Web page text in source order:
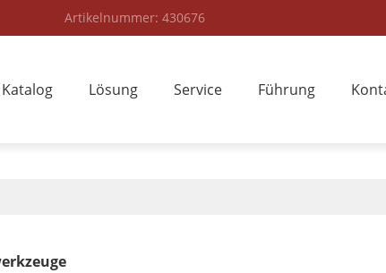
Artikelnummer: 430676
Katalog Lösung Service Führung